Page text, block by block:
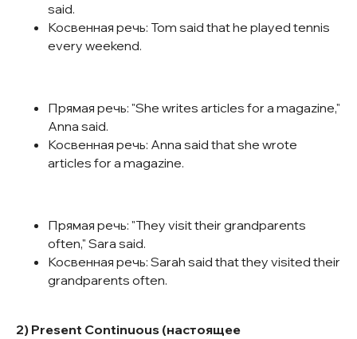
said.
Косвенная речь: Tom said that he played tennis
every weekend.
Прямая речь: "She writes articles for a magazine,"
Anna said.
Косвенная речь: Anna said that she wrote
articles for a magazine.
Прямая речь: "They visit their grandparents
often," Sara said.
Косвенная речь: Sarah said that they visited their
grandparents often.
2) Present Continuous (настоящее